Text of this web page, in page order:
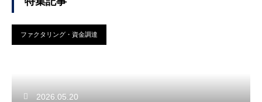
ファクタリング・資金調達
2026.05.20